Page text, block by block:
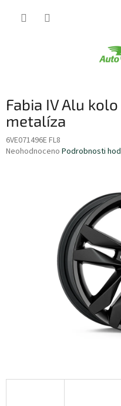
Fabia IV Alu
metalíza
6VE071496E FL8
Průměrné
Neohodnoceno Podrobnosti